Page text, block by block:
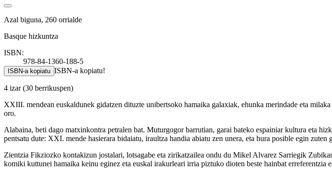
Azal biguna, 260 orrialde
Basque hizkuntza
ISBN:
978-84-1360-188-5
ISBN-a kopiatu ISBN-a kopiatu!
4 izar(30 berrikuspen)
XXIII. mendean euskaldunek gidatzen dituzte unibertsoko hamaika galaxiak, ehunka merindade eta
oro.
Alabaina, beti dago matxinkontra petralen bat. Muturgogor barrutian, garai bateko espainiar kultura eta
pentsatu dute: XXI. mende hasierara bidaiatu, iraultza handia abiatu zen unera, eta hura posible egin zuten
Zientzia Fikziozko kontakizun jostalari, lotsagabe eta zirikatzailea ondu du Mikel Alvarez Sarriegik
komiki kuttunei hamaika keinu eginez eta euskal irakurleari irria piztuko dioten beste hainbat erreferentzia